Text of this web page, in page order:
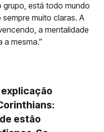
está todo mundo
muito claras. A
a mentalidade
mesma.”
estão